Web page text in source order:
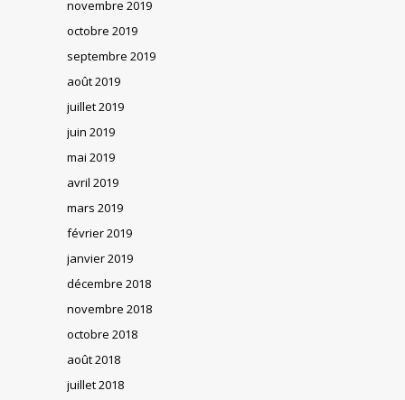
novembre 2019
octobre 2019
septembre 2019
août 2019
juillet 2019
juin 2019
mai 2019
avril 2019
mars 2019
février 2019
janvier 2019
décembre 2018
novembre 2018
octobre 2018
août 2018
juillet 2018